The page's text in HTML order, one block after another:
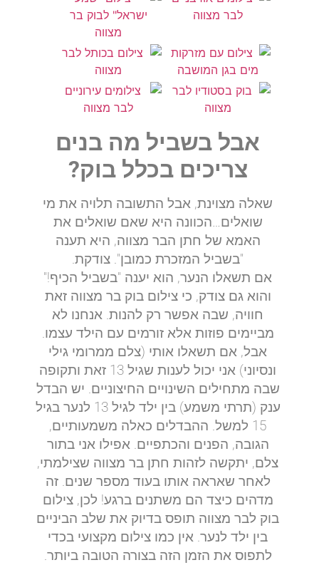
אבל בשביל מה בנים
צריכים בכלל בוק?
שאלה מצוינת, אבל התשובה תלויה את מי
שואלים…הכוונה היא שאם שואלים את
האמא של חתן הבר מצווה, היא תענה
"בשביל המזכרת כמובן". צודקת.
אם תשאלו הנער, הוא יענה "בשביל הכיף!"
והוא גם צודק, כי צילום בוק בר מצווה זאת
חוויה, שבה אפשר רק להנות. אנחנו לא
מביימים פוזות אלא זורמים עם הילד עצמו.
אבל, אם תשאלו אותי (צלם ממרומי גילי
ונסיוני) אני יכול לענות שגיל 13 זאת ותקופה
שבה מתחילים השינויים החיצוניים. יש הבדל
ענק (תרתי משמע) בין ילד לגיל 13 לנער בגיל
15 למשל. ההבדלים כאלה משמעותיים,
הגובה, הפנים והכתפיים. אפילו אני בתור
צלם, יתקשה לזהות חתן בר מצווה שצילמתי,
לאחר שאראה אותו בעוד מספר שנים. זה
מדהים כיצד הם משתנים ברגע! לכן, צילום
בוק לבר מצווה תופס בדיוק את שלב הביניים
בין ילד לנער. אין כמו צילום מקצועי בכדי
לתפוס את הזמן הזה בצורה הטובה ביותר.